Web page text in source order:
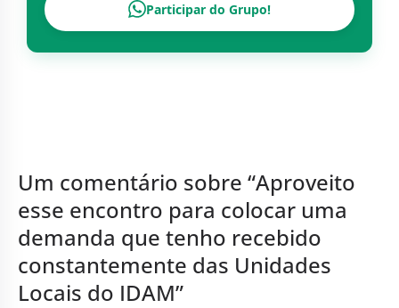
Participar do Grupo!
Um comentário sobre “Aproveito
esse encontro para colocar uma
demanda que tenho recebido
constantemente das Unidades
Locais do IDAM”